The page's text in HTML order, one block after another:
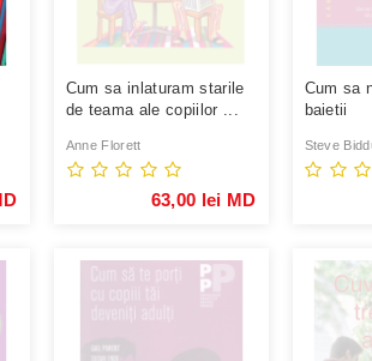
Cum sa inlaturam starile
de teama ale copiilor ...
Anne Florett
63,00 lei MD
Cum sa
baietii
Steve